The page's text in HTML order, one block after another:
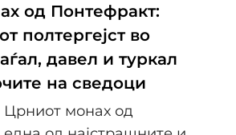
од Понтефракт:
полтергејст во
давел и туркал
на сведоци
Црниот монах од